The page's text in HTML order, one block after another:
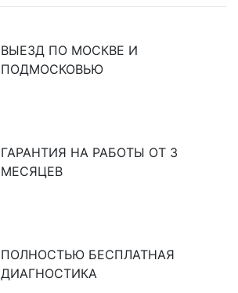
ВЫЕЗД ПО МОСКВЕ И
ПОДМОСКОВЬЮ
ГАРАНТИЯ НА РАБОТЫ ОТ 3
МЕСЯЦЕВ
ПОЛНОСТЬЮ БЕСПЛАТНАЯ
ДИАГНОСТИКА